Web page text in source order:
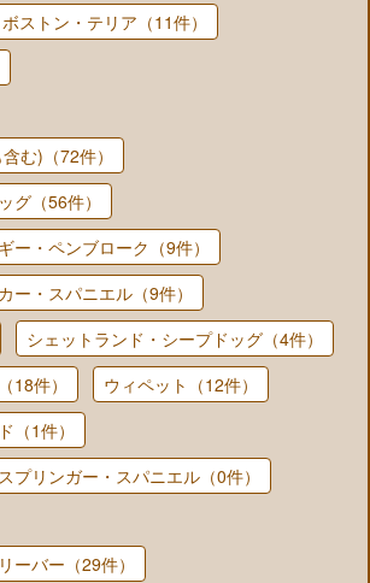
ボストン・テリア（11件）
む)（72件）
グ（56件）
ー・ペンブローク（9件）
ー・スパニエル（9件）
シェットランド・シープドッグ（4件）
18件）
ウィペット（12件）
（1件）
プリンガー・スパニエル（0件）
ーバー（29件）